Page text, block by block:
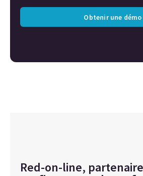
Obtenir une démo
Red-on-line,